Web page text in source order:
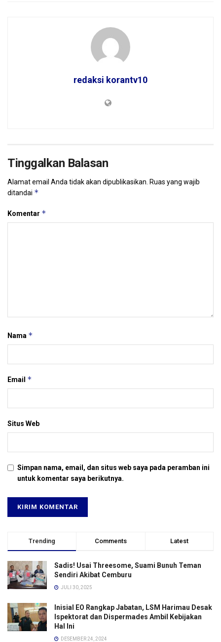
redaksi korantv10
Tinggalkan Balasan
Alamat email Anda tidak akan dipublikasikan. Ruas yang wajib
ditandai *
Komentar *
Nama *
Email *
Situs Web
Simpan nama, email, dan situs web saya pada peramban ini
untuk komentar saya berikutnya.
Trending Comments Latest
Sadis! Usai Threesome, Suami Bunuh Teman
Sendiri Akibat Cemburu
JULI 30, 2025
Inisial EO Rangkap Jabatan, LSM Harimau Desak
Ispektorat dan Dispermades Ambil Kebijakan
Hal Ini
DESEMBER 24, 2024